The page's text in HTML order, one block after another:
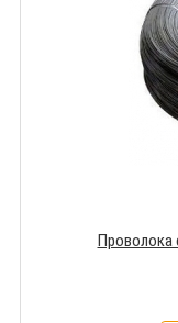
Проволока